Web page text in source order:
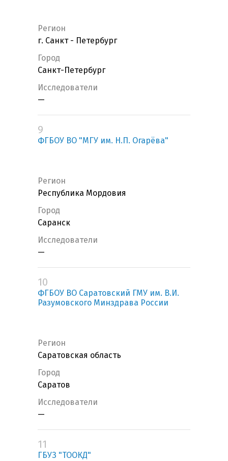
Регион
г. Санкт - Петербург
Город
Санкт-Петербург
Исследователи
—
9
ФГБОУ ВО "МГУ им. Н.П. Огарёва"
Регион
Республика Мордовия
Город
Саранск
Исследователи
—
10
ФГБОУ ВО Саратовский ГМУ им. В.И.
Разумовского Минздрава России
Регион
Саратовская область
Город
Саратов
Исследователи
—
11
ГБУЗ "ТООКД"